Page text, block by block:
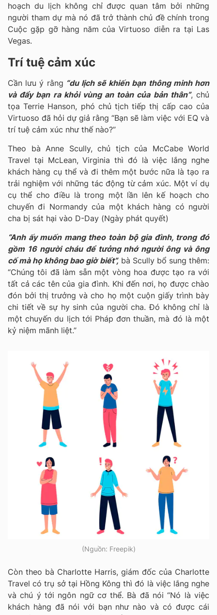
hoạch du lịch không chỉ được quan tâm bởi những
người tham dự mà nó đã trở thành chủ đề chính trong
Cuộc gặp gỡ hàng năm của Virtuoso diễn ra tại Las
Vegas.
Trí tuệ cảm xúc
Cần lưu ý rằng “du lịch sẽ khiến bạn thông minh hơn
và đẩy bạn ra khỏi vùng an toàn của bản thân”, chủ
tọa Terrie Hanson, phó chủ tịch tiếp thị cấp cao của
Virtuoso đã hỏi dự giả rằng “Bạn sẽ làm việc với EQ và
trí tuệ cảm xúc như thế nào?”
Theo bà Anne Scully, chủ tịch của McCabe World
Travel tại McLean, Virginia thì đó là việc lắng nghe
khách hàng cụ thể và đi thêm một bước nữa là tạo ra
trải nghiệm với những tác động từ cảm xúc. Một ví dụ
cụ thể cho điều là trong một lần lên kế hoạch cho
chuyến đi Normandy của một khách hàng có người
cha bị sát hại vào D-Day (Ngày phát quyết)
“Anh ấy muốn mang theo toàn bộ gia đình, trong đó
gồm 16 người cháu để tưởng nhớ người ông và ông
cố mà họ không bao giờ biết”,bà Scully bổ sung thêm:
“Chúng tôi đã làm sẵn một vòng hoa được tạo ra với
tất cả các tên của gia đình. Khi đến nơi, họ được chào
đón bởi thị trưởng và cho họ một cuộn giấy trình bày
chi tiết về sự hy sinh của người cha. Đó không chỉ là
một chuyến du lịch tới Pháp đơn thuần, mà đó là một
kỷ niệm mãnh liệt.”
(Nguồn: Freepik)
Còn theo bà Charlotte Harris, giám đốc của Charlotte
Travel có trụ sở tại Hồng Kông thì đó là việc lắng nghe
và chú ý tới ngôn ngữ cơ thể. Bà đã nói “Nó là việc
khách hàng đã nói với bạn như nào và có được cái